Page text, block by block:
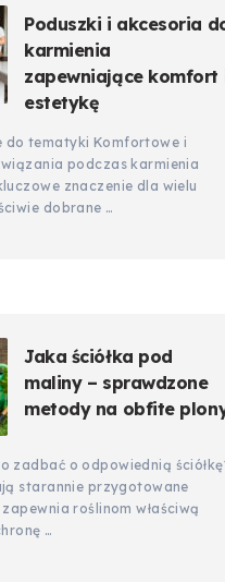
Poduszki i akcesoria
karmienia
zapewniające komfort
estetykę
do tematyki Komfortowe i
podczas karmienia
znaczenie dla wielu
dobrane …
Jaka ściółka pod
maliny – sprawdzone
metody na obfite
zadbać o odpowiednią
starannie przygotowane
roślinom właściwą
…